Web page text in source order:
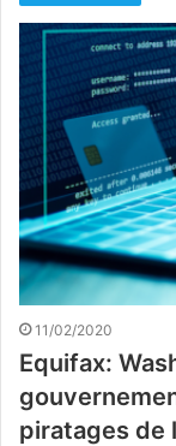
11/02/2020
Equifax:
piratages de